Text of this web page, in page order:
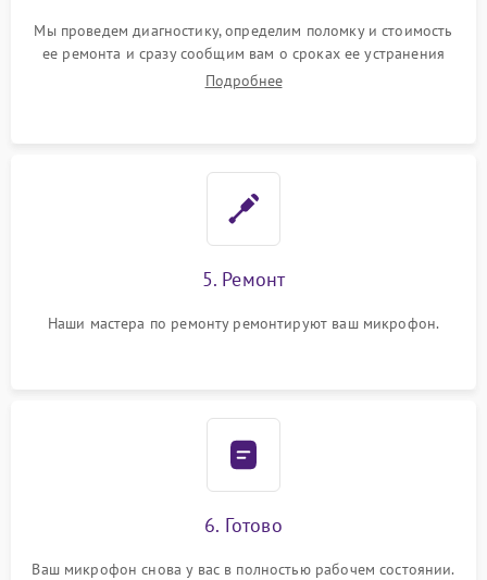
Мы проведем диагностику, определим поломку и стоимость
ее ремонта и сразу сообщим вам о сроках ее устранения
Подробнее
5. Ремонт
Наши мастера по ремонту ремонтируют ваш микрофон.
6. Готово
Ваш микрофон снова у вас в полностью рабочем состоянии.